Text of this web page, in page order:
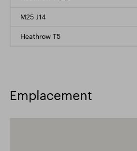
M25 J14
Heathrow T5
Emplacement